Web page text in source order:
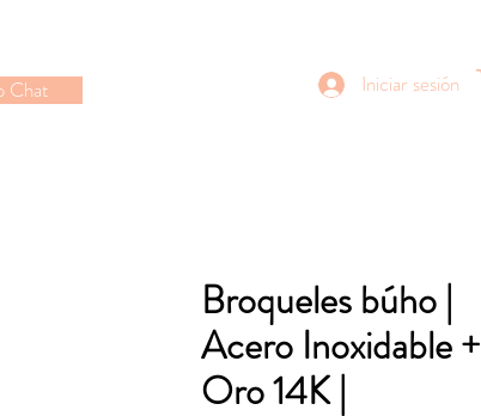
Chat Iniciar sesión
Broqueles búho |
Acero Inoxidable +
Oro 14K |